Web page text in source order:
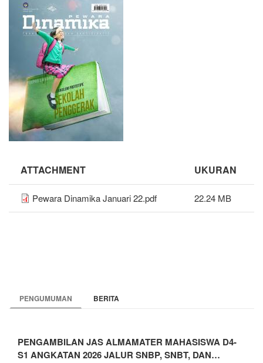
ATTACHMENT UKURAN
Pewara Dinamika Januari 22.pdf 22.24 MB
PENGUMUMAN BERITA
PENGAMBILAN JAS ALMAMATER MAHASISWA D4-
S1 ANGKATAN 2026 JALUR SNBP, SNBT, DAN…